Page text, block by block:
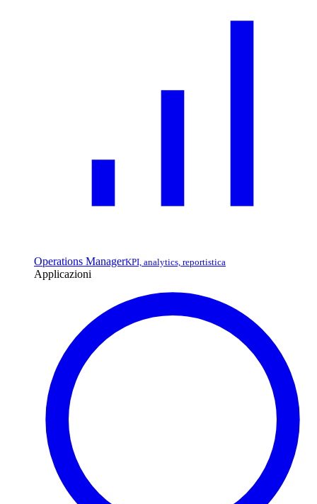
Operations ManagerKPI, analytics, reportistica
Applicazioni